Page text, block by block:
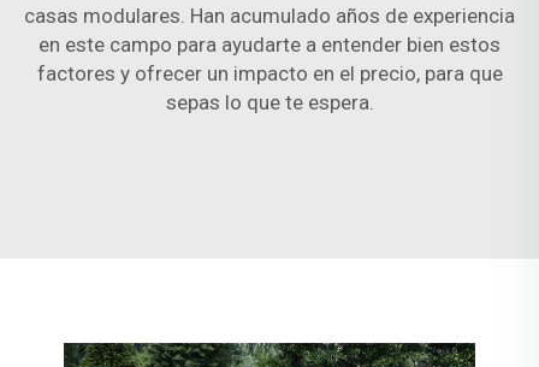
casas modulares. Han acumulado años de experiencia
en este campo para ayudarte a entender bien estos
factores y ofrecer un impacto en el precio, para que
sepas lo que te espera.